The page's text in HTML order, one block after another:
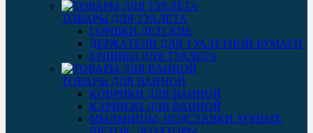
ТОВАРЫ ДЛЯ ТУАЛЕТА
ГОРШКИ ДЕТСКИЕ
ДЕРЖАТЕЛИ ДЛЯ ТУАЛЕТНОЙ БУМАГИ
ЕРШИКИ ДЛЯ ТУАЛЕТА
ТОВАРЫ ДЛЯ ВАННОЙ
КОВРИКИ ДЛЯ ВАННОЙ
КАРНИЗЫ ДЛЯ ВАННОЙ
МЫЛЬНИЦЫ, ПОДСТАВКИ ЗУБНЫХ